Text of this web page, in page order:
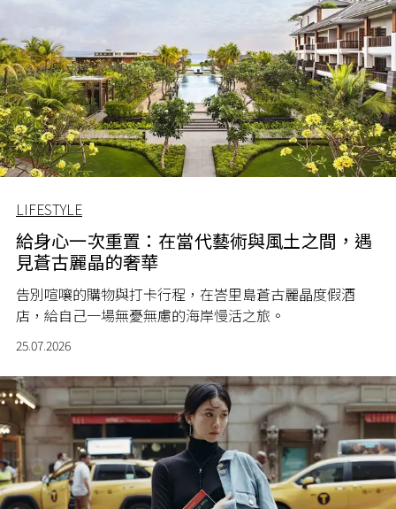
LIFESTYLE
給身心一次重置：在當代藝術與風土之間，遇
見蒼古麗晶的奢華
告別喧嚷的購物與打卡行程，在峇里島蒼古麗晶度假酒
店，給自己一場無憂無慮的海岸慢活之旅。
25.07.2026